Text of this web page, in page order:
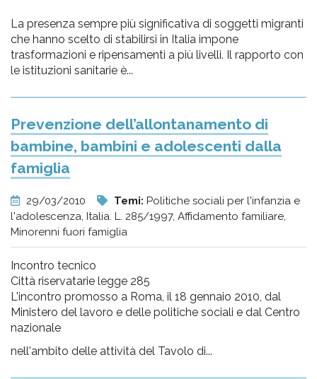
La presenza sempre più significativa di soggetti migranti
che hanno scelto di stabilirsi in Italia impone
trasformazioni e ripensamenti a più livelli. Il rapporto con
le istituzioni sanitarie è...
Prevenzione dell’allontanamento di
bambine, bambini e adolescenti dalla
famiglia
29/03/2010 Temi: Politiche sociali per l'infanzia e
l'adolescenza, Italia. L. 285/1997, Affidamento familiare,
Minorenni fuori famiglia
Incontro tecnico
Città riservatarie legge 285
L'incontro promosso a Roma, il 18 gennaio 2010, dal
Ministero del lavoro e delle politiche sociali e dal Centro
nazionale
nell'ambito delle attività del Tavolo di...